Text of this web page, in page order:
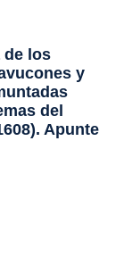
de los
y
del
Apunte